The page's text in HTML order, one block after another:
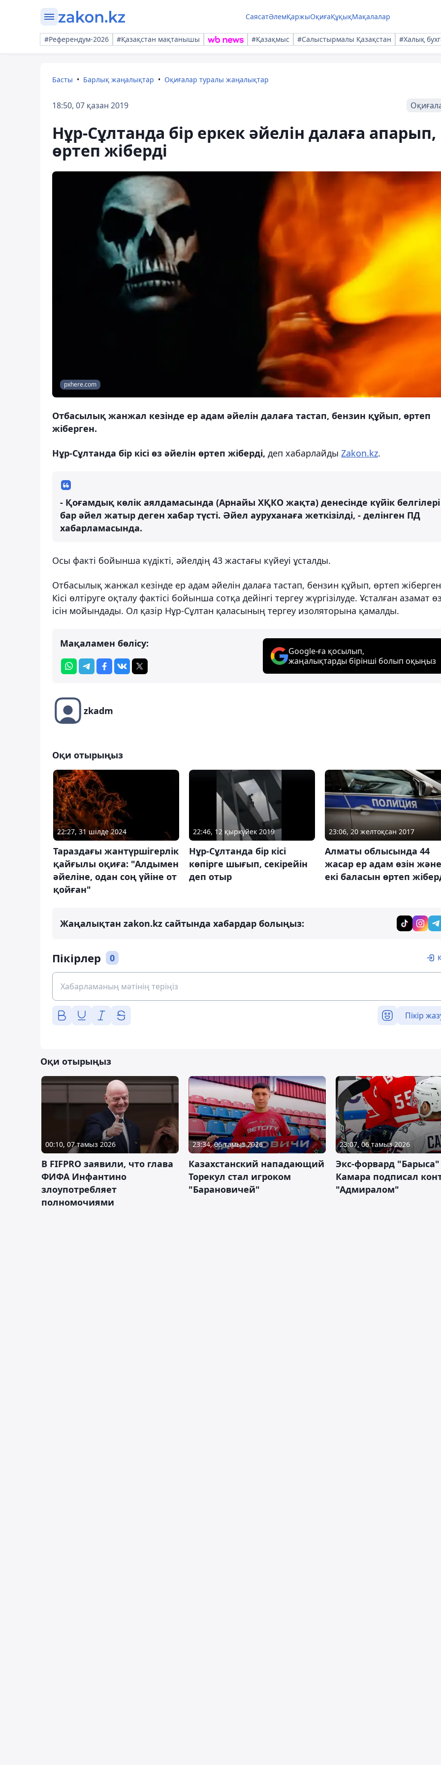
СаясатӘлемҚаржыОқиғаҚұқықМақалалар
#Референдум-2026 #Қазақстан мақтанышы #Қазақмыс #Салыстырмалы Қазақстан #Халық
Басты Барлық жаңалықтар Оқиғалар туралы жаңалықтар
18:50, 07 қазан 2019
Нұр-Сұлтанда бір еркек әйелін далаға апарып,
өртеп жіберді
pxhere.com
Отбасылық жанжал кезінде ер адам әйелін далаға тастап, бензин құйып, өртеп
жіберген.
Нұр-Сұлтанда бір кісі өз әйелін өртеп жіберді, деп хабарлайды Zakon.kz.
- Қоғамдық көлік аялдамасында (Арнайы ХҚКО жақта) денесінде күйік белгілері
бар әйел жатыр деген хабар түсті. Әйел ауруханаға жеткізілді, - делінген ПД
хабарламасында.
Осы факті бойынша күдікті, әйелдің 43 жастағы күйеуі ұсталды.
Отбасылық жанжал кезінде ер адам әйелін далаға тастап, бензин құйып, өртеп
Кісі өлтіруге оқталу фактісі бойынша сотқа дейінгі тергеу жүргізілуде. Ұсталған азамат
ісін мойындады. Ол қазір Нұр-Сұлтан қаласының тергеу изоляторына қамалды.
Мақаламен бөлісу:
Google-ға қосылып,
жаңалықтарды бірінші болып оқыңыз
zkadm
Оқи отырыңыз
22:27, 31 шілде 2024
Тараздағы жантүршігерлік
қайғылы оқиға: "Алдымен
әйеліне, одан соң үйіне от
қойған"
22:46, 12 қыркүйек 2019
Нұр-Сұлтанда бір кісі
көпірге шығып, секірейін
деп отыр
23:06, 20 желтоқсан 2017
Алматы облысында 44
жасар ер адам өзін және
екі баласын өртеп
Жаңалықтан zakon.kz сайтында хабардар болыңыз:
Пікірлер 0
Пікір
Оқи отырыңыз
00:10, 07 тамыз 2026
В FIFPRO заявили, что глава
ФИФА Инфантино
злоупотребляет
полномочиями
23:34, 06 тамыз 2026
Казахстанский нападающий
Торекул стал игроком
"Барановичей"
23:07, 06 тамыз 2026
Экс-форвард "Барыса"
Камара подписал
"Адмиралом"